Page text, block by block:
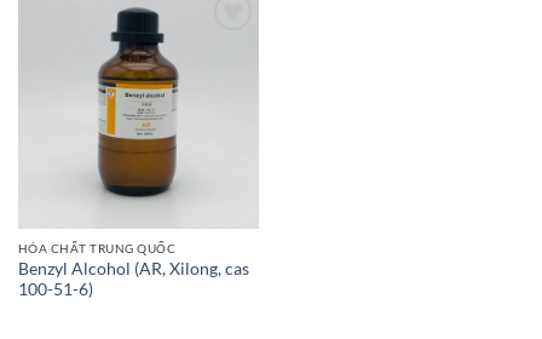
HÓA CHẤT TRUNG QUỐC
Benzyl Alcohol (AR, Xilong, cas
100-51-6)